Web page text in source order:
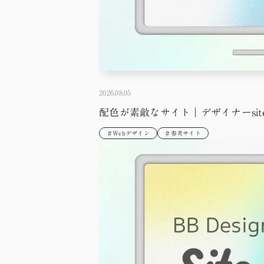
2026.08.05
配色が素敵なサイト｜デザイナー
＃Webデザイン ＃参考サイト